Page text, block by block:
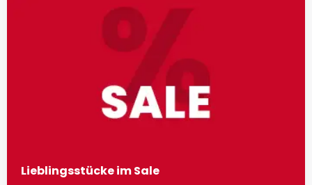
Lieblingsstücke im Sale